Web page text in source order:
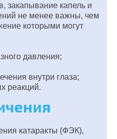
закапывание капель и
не менее важны, чем
которыми могут
давления;
внутри глаза;
реакций.
катаракты (ФЭК),